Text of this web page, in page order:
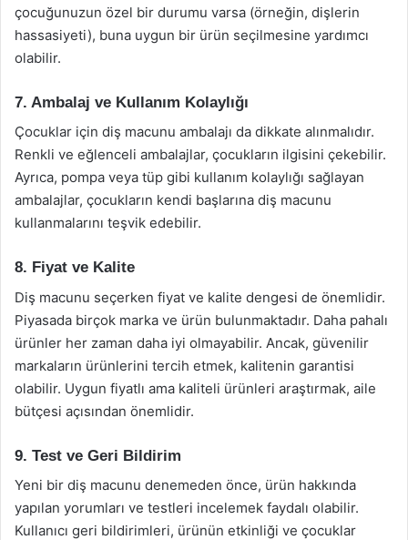
çocuğunuzun özel bir durumu varsa (örneğin, dişlerin
hassasiyeti), buna uygun bir ürün seçilmesine yardımcı
olabilir.
7. Ambalaj ve Kullanım Kolaylığı
Çocuklar için diş macunu ambalajı da dikkate alınmalıdır.
Renkli ve eğlenceli ambalajlar, çocukların ilgisini çekebilir.
Ayrıca, pompa veya tüp gibi kullanım kolaylığı sağlayan
ambalajlar, çocukların kendi başlarına diş macunu
kullanmalarını teşvik edebilir.
8. Fiyat ve Kalite
Diş macunu seçerken fiyat ve kalite dengesi de önemlidir.
Piyasada birçok marka ve ürün bulunmaktadır. Daha pahalı
ürünler her zaman daha iyi olmayabilir. Ancak, güvenilir
markaların ürünlerini tercih etmek, kalitenin garantisi
olabilir. Uygun fiyatlı ama kaliteli ürünleri araştırmak, aile
bütçesi açısından önemlidir.
9. Test ve Geri Bildirim
Yeni bir diş macunu denemeden önce, ürün hakkında
yapılan yorumları ve testleri incelemek faydalı olabilir.
Kullanıcı geri bildirimleri, ürünün etkinliği ve çocuklar